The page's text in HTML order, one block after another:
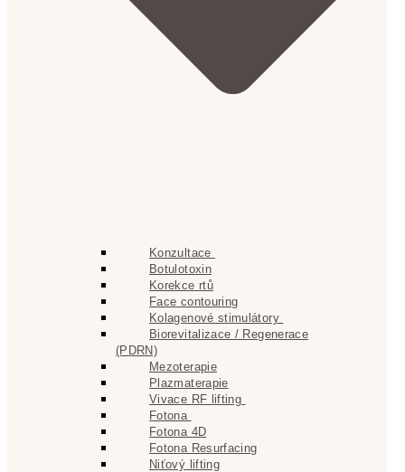
Konzultace
Botulotoxin
Korekce rtů
Face contouring
Kolagenové stimulátory
Biorevitalizace / Regenerace
(PDRN)
Mezoterapie
Plazmaterapie
Vivace RF lifting
Fotona
Fotona 4D
Fotona Resurfacing
Niťový lifting